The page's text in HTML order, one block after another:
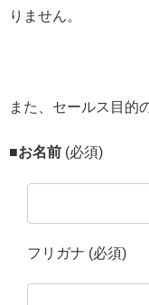
りません。
また、セールス目的
■お名前 (必須)
フリガナ (必須)